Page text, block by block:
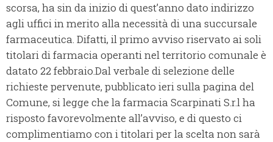
scorsa, ha sin da inizio di quest’anno dato indirizzo
agli uffici in merito alla necessità di una succursale
farmaceutica. Difatti, il primo avviso riservato ai soli
titolari di farmacia operanti nel territorio comunale è
datato 22 febbraio.Dal verbale di selezione delle
richieste pervenute, pubblicato ieri sulla pagina del
Comune, si legge che la farmacia Scarpinati S.r.l ha
risposto favorevolmente all’avviso, e di questo ci
complimentiamo con i titolari per la scelta non sarà